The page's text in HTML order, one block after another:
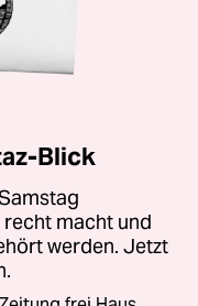
Blick
macht und
werden. Jetzt